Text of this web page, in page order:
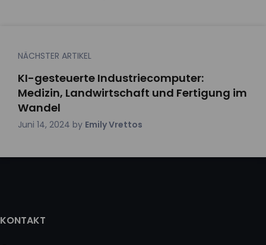
NÄCHSTER ARTIKEL
KI-gesteuerte Industriecomputer:
Medizin, Landwirtschaft und Fertigung im
Wandel
Juni 14, 2024 by Emily Vrettos
KONTAKT